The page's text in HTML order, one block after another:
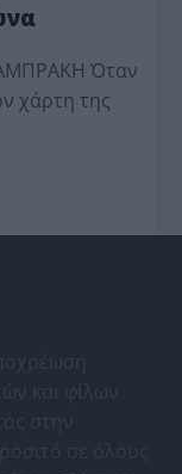
Όταν
χάρτη της